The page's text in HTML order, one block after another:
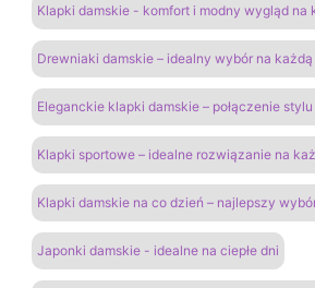
Klapki damskie - komfort i modny wygląd na
Drewniaki damskie – idealny wybór na
Eleganckie klapki damskie – połączenie
Klapki sportowe – idealne rozwiązanie na
Klapki damskie na co dzień – najlepszy
Japonki damskie - idealne na ciepłe dni